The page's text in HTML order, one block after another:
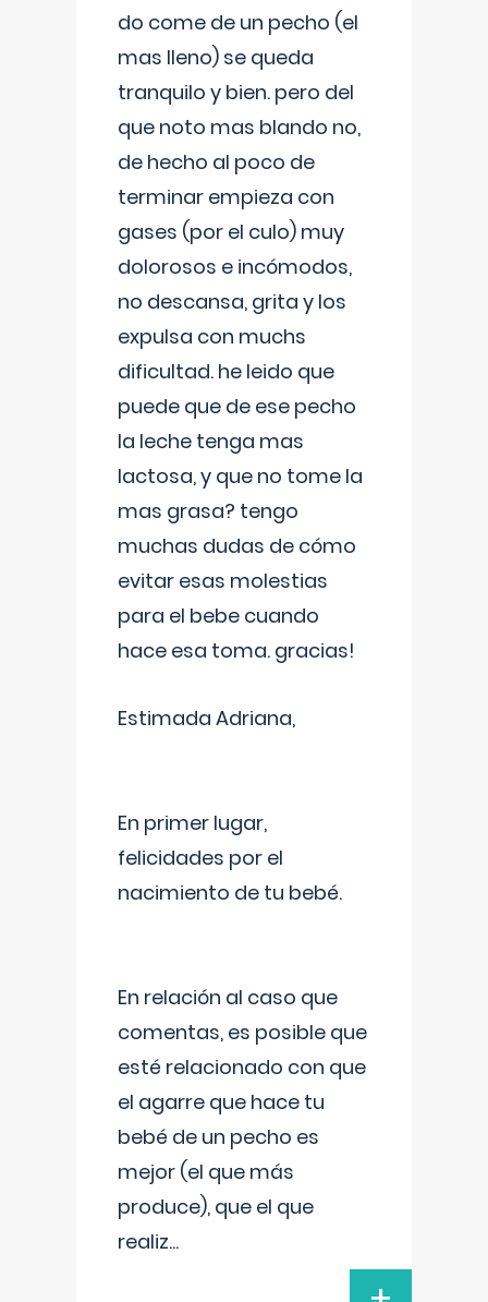
do come de un pecho (el
mas lleno) se queda
tranquilo y bien. pero del
que noto mas blando no,
de hecho al poco de
terminar empieza con
gases (por el culo) muy
dolorosos e incómodos,
no descansa, grita y los
expulsa con muchs
dificultad. he leido que
puede que de ese pecho
la leche tenga mas
lactosa, y que no tome la
mas grasa? tengo
muchas dudas de cómo
evitar esas molestias
para el bebe cuando
hace esa toma. gracias!
Estimada Adriana,
En primer lugar,
felicidades por el
nacimiento de tu bebé.
En relación al caso que
comentas, es posible que
esté relacionado con que
el agarre que hace tu
bebé de un pecho es
mejor (el que más
produce), que el que
realiz...